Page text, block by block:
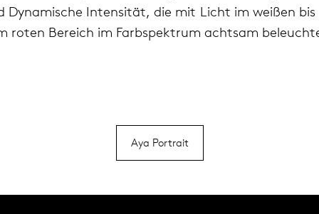
Dynamische Intensität, die mit Licht im weißen bis
roten Bereich im Farbspektrum achtsam
Aya Portrait